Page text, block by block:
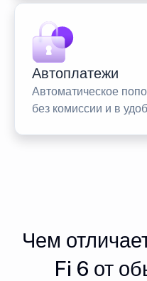
Автоплатежи
Автоматическое
без комиссии и в
Чем
Fi 6 от